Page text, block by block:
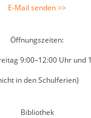
E-Mail senden >>
Öffnungszeiten:
9:00–12:00 Uhr und
in den Schulferien)
Bibliothek